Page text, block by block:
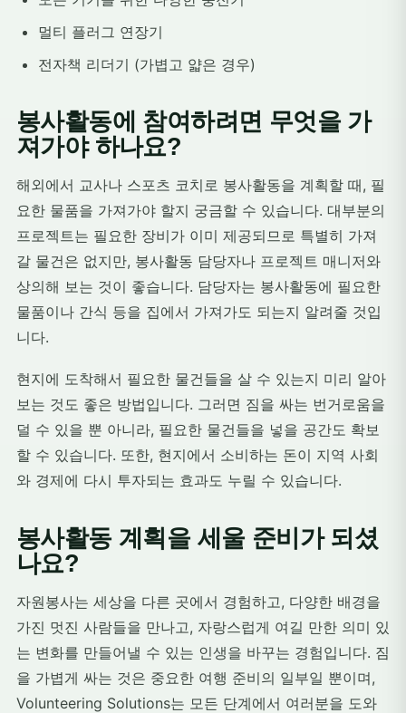
멀티 플러그 연장기
전자책 리더기 (가볍고 얇은 경우)
봉사활동에 참여하려면 무엇을 가
져가야 하나요?
해외에서 교사나 스포츠 코치로 봉사활동을 계획할 때, 필
요한 물품을 가져가야 할지 궁금할 수 있습니다. 대부분의
프로젝트는 필요한 장비가 이미 제공되므로 특별히 가져
갈 물건은 없지만, 봉사활동 담당자나 프로젝트 매니저와
상의해 보는 것이 좋습니다. 담당자는 봉사활동에 필요한
물품이나 간식 등을 집에서 가져가도 되는지 알려줄 것입
니다.
현지에 도착해서 필요한 물건들을 살 수 있는지 미리 알아
보는 것도 좋은 방법입니다. 그러면 짐을 싸는 번거로움을
덜 수 있을 뿐 아니라, 필요한 물건들을 넣을 공간도 확보
할 수 있습니다. 또한, 현지에서 소비하는 돈이 지역 사회
와 경제에 다시 투자되는 효과도 누릴 수 있습니다.
봉사활동 계획을 세울 준비가 되셨
나요?
자원봉사는 세상을 다른 곳에서 경험하고, 다양한 배경을
가진 멋진 사람들을 만나고, 자랑스럽게 여길 만한 의미 있
는 변화를 만들어낼 수 있는 인생을 바꾸는 경험입니다. 짐
을 가볍게 싸는 것은 중요한 여행 준비의 일부일 뿐이며,
Volunteering Solutions는 모든 단계에서 여러분을 도와